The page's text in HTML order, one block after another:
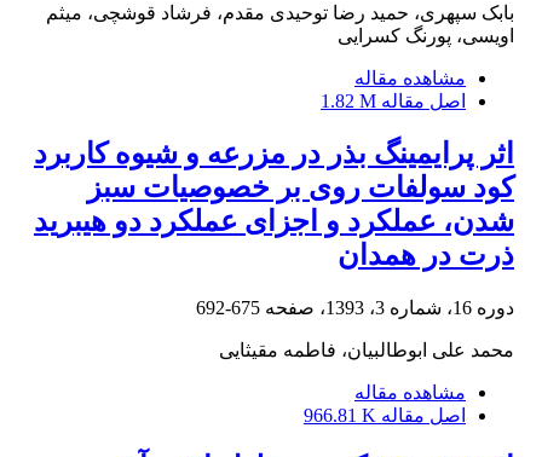
بابک سپهری، حمید رضا توحیدی مقدم، فرشاد قوشچی، میثم
اویسی، پورنگ کسرایی
مشاهده مقاله
اصل مقاله 1.82 M
اثر پرایمینگ بذر در مزرعه و شیوه کاربرد
کود سولفات روی بر خصوصیات سبز
شدن، عملکرد و اجزای عملکرد دو هیبرید
ذرت در همدان
دوره 16، شماره 3، 1393، صفحه 675-692
محمد علی ابوطالبیان، فاطمه مقیثایی
مشاهده مقاله
اصل مقاله 966.81 K